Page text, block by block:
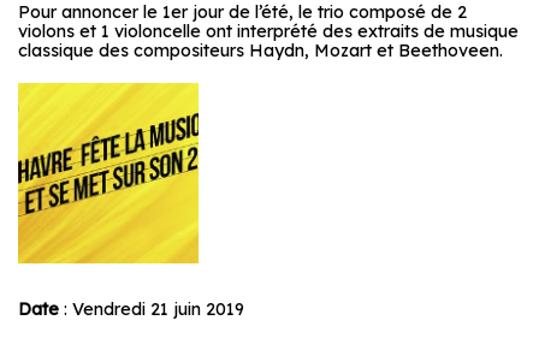
Pour annoncer le 1er jour de l’été, le trio composé de 2
violons et 1 violoncelle ont interprété des extraits de musique
classique des compositeurs Haydn, Mozart et Beethoveen.
Date : Vendredi 21 juin 2019